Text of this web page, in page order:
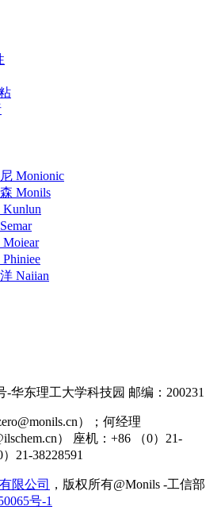
Monionic
Monils
Naiian
-华东理工大学科技园 邮编：200231
）；何经理
） 座机：+86 （0）21-
21-38228591
限公司
，版权所有@Monils -工信部
号-1